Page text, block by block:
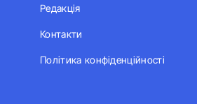
Редакція
Контакти
Політика конфіденційності